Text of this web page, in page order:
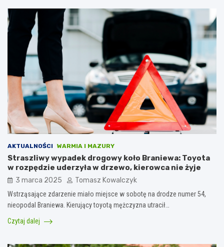
AKTUALNOŚCI WARMIA I MAZURY
Straszliwy wypadek drogowy koło Braniewa: Toyota
w rozpędzie uderzyła w drzewo, kierowca nie żyje
3 marca 2025 Tomasz Kowalczyk
Wstrząsające zdarzenie miało miejsce w sobotę na drodze numer 54,
nieopodal Braniewa. Kierujący toyotą mężczyzna utracił…
Czytaj dalej